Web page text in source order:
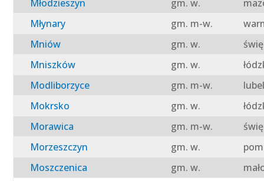
Młodzieszyn
gm. w.
Młynary
gm. m-w.
Mniów
gm. w.
Mniszków
gm. w.
Modliborzyce
gm. m-w.
Mokrsko
gm. w.
Morawica
gm. m-w.
Morzeszczyn
gm. w.
Moszczenica
gm. w.